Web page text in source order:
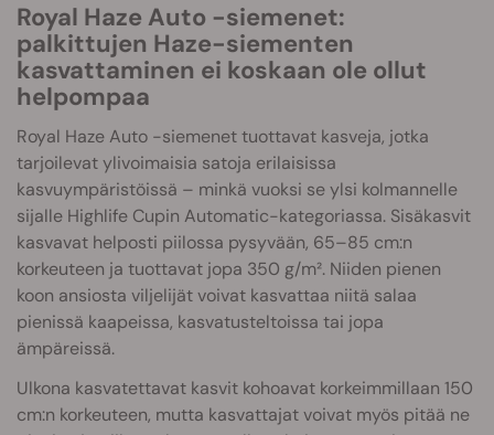
Royal Haze Auto -siemenet:
palkittujen Haze-siementen
kasvattaminen ei koskaan ole ollut
helpompaa
Royal Haze Auto -siemenet tuottavat kasveja, jotka
tarjoilevat ylivoimaisia satoja erilaisissa
kasvuympäristöissä – minkä vuoksi se ylsi kolmannelle
sijalle Highlife Cupin Automatic-kategoriassa. Sisäkasvit
kasvavat helposti piilossa pysyvään, 65–85 cm:n
korkeuteen ja tuottavat jopa 350 g/m². Niiden pienen
koon ansiosta viljelijät voivat kasvattaa niitä salaa
pienissä kaapeissa, kasvatusteltoissa tai jopa
ämpäreissä.
Ulkona kasvatettavat kasvit kohoavat korkeimmillaan 150
cm:n korkeuteen, mutta kasvattajat voivat myös pitää ne